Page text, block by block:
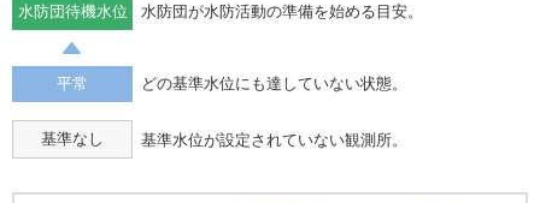
水防団待機水位 水防団が水防活動の準備を始める目安。
平常 どの基準水位にも達していない状態。
基準なし 基準水位が設定されていない観測所。